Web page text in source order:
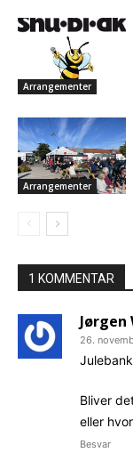
Arrangementer
Arrangementer
1 KOMMENTAR
26.
Bliver
eller
Besvar